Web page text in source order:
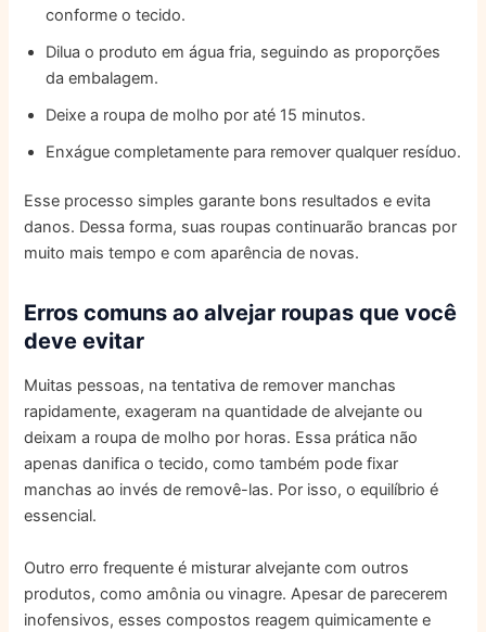
conforme o tecido.
Dilua o produto em água fria, seguindo as proporções
da embalagem.
Deixe a roupa de molho por até 15 minutos.
Enxágue completamente para remover qualquer resíduo.
Esse processo simples garante bons resultados e evita
danos. Dessa forma, suas roupas continuarão brancas por
muito mais tempo e com aparência de novas.
Erros comuns ao alvejar roupas que você
deve evitar
Muitas pessoas, na tentativa de remover manchas
rapidamente, exageram na quantidade de alvejante ou
deixam a roupa de molho por horas. Essa prática não
apenas danifica o tecido, como também pode fixar
manchas ao invés de removê-las. Por isso, o equilíbrio é
essencial.
Outro erro frequente é misturar alvejante com outros
produtos, como amônia ou vinagre. Apesar de parecerem
inofensivos, esses compostos reagem quimicamente e